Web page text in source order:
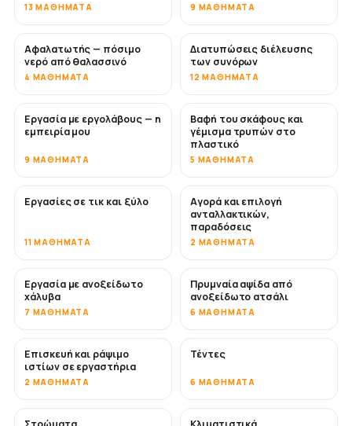
13 ΜΑΘΉΜΑΤΑ 9 ΜΑΘΉΜΑΤΑ
ΣΎΝΤΟΜΑ
Αφαλατωτής — πόσιμο
νερό από θαλασσινό
4 ΜΑΘΉΜΑΤΑ
Διατυπώσεις διέλευσης
των συνόρων
12 ΜΑΘΉΜΑΤΑ
ΣΎΝΤΟΜΑ
Εργασία με εργολάβους — η
εμπειρία μου
9 ΜΑΘΉΜΑΤΑ
ΣΎΝΤΟΜΑ
Βαφή του σκάφους και
γέμισμα τρυπών στο
πλαστικό
5 ΜΑΘΉΜΑΤΑ
Εργασίες σε τικ και ξύλο
11 ΜΑΘΉΜΑΤΑ
ΣΎΝΤΟΜΑ
Αγορά και επιλογή
ανταλλακτικών,
παραδόσεις
2 ΜΑΘΉΜΑΤΑ
ΣΎΝΤΟΜΑ
Εργασία με ανοξείδωτο
χάλυβα
7 ΜΑΘΉΜΑΤΑ
Πρυμναία αψίδα από
ανοξείδωτο ατσάλι
6 ΜΑΘΉΜΑΤΑ
ΣΎΝΤΟΜΑ
Επισκευή και ράψιμο
ιστίων σε εργαστήρια
2 ΜΑΘΉΜΑΤΑ
Τέντες
6 ΜΑΘΉΜΑΤΑ
ΣΎΝΤΟΜΑ